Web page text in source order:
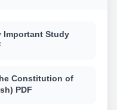
Important Study
Constitution of
PDF